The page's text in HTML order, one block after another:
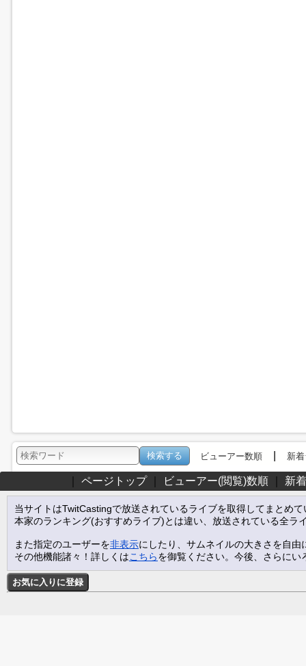
ビューアー数順| 新
ページトップ｜ ビューアー(閲覧)数順｜ 新
当サイトはTwitCastingで放送されているライブを取得してまとめ
本家のランキング(おすすめライブ)とは違い、放送されている全ラ
また指定のユーザーを非表示にしたり、サムネイルの大きさを自
その他機能諸々！詳しくはこちらを御覧ください。今後、さらに